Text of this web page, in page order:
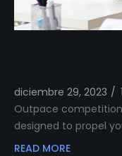
diciembre 29, 2023 /
Outpace
designed to propel
READ MORE